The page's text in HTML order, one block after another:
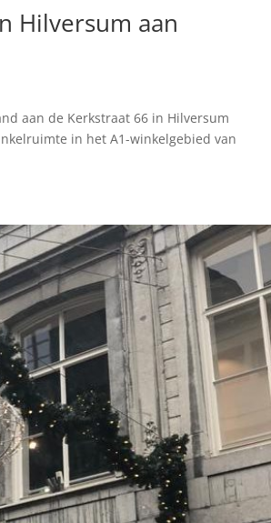
Hilversum aan
aan de Kerkstraat 66 in Hilversum
in het A1-winkelgebied van